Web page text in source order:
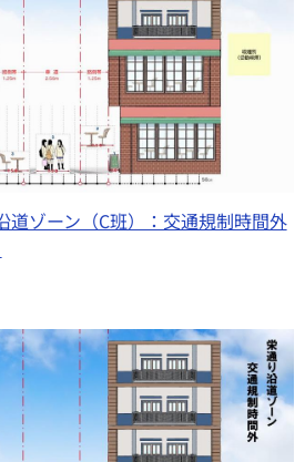
道ゾーン（C班）：交通規制時間外